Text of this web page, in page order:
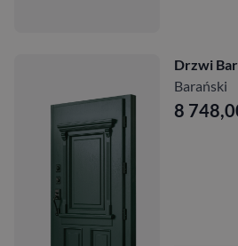
Drzwi
Barański
8